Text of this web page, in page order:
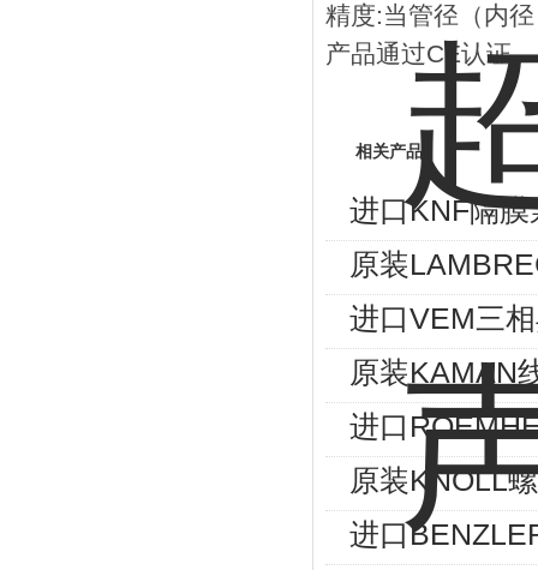
精度:当管径（内
产品通过CE认证
相关产品
进口KNF隔
原装
进口VEM三
原装KAMAN
进口
原装KNOLL
进口